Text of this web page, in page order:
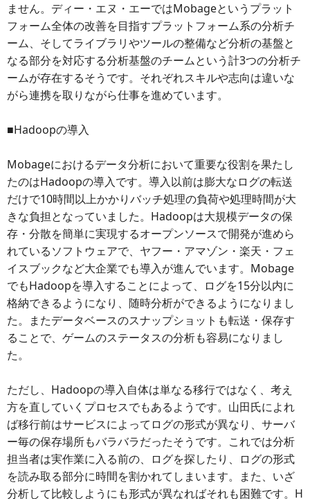
ません。ディー・エヌ・エーではMobageというプラット
フォーム全体の改善を目指すプラットフォーム系の分析チ
ーム、そしてライブラリやツールの整備など分析の基盤と
なる部分を対応する分析基盤のチームという計3つの分析チ
ームが存在するそうです。それぞれスキルや志向は違いな
がら連携を取りながら仕事を進めています。
■Hadoopの導入
Mobageにおけるデータ分析において重要な役割を果たし
たのはHadoopの導入です。導入以前は膨大なログの転送
だけで10時間以上かかりバッチ処理の負荷や処理時間が大
きな負担となっていました。Hadoopは大規模データの保
存・分散を簡単に実現するオープンソースで開発が進めら
れているソフトウェアで、ヤフー・アマゾン・楽天・フェ
イスブックなど大企業でも導入が進んでいます。Mobage
でもHadoopを導入することによって、ログを15分以内に
格納できるようになり、随時分析ができるようになりまし
た。またデータベースのスナップショットも転送・保存す
ることで、ゲームのステータスの分析も容易になりまし
た。
ただし、Hadoopの導入自体は単なる移行ではなく、考え
方を直していくプロセスでもあるようです。山田氏によれ
ば移行前はサービスによってログの形式が異なり、サーバ
ー毎の保存場所もバラバラだったそうです。これでは分析
担当者は実作業に入る前の、ログを探したり、ログの形式
を読み取る部分に時間を割かれてしまいます。また、いざ
分析して比較しようにも形式が異なればそれも困難です。H